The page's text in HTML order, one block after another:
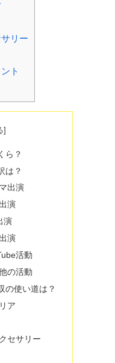
リー
ト
ら？
は？
出演
演
演
演
活動
の活動
の使い道は？
ア
セサリー